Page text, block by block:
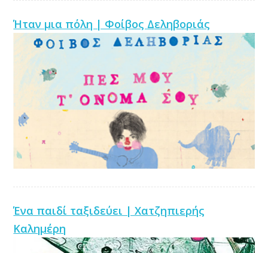
Ήταν μια πόλη | Φοίβος Δεληβοριάς
Ένα παιδί ταξιδεύει | Χατζηπιερής
Καλημέρη